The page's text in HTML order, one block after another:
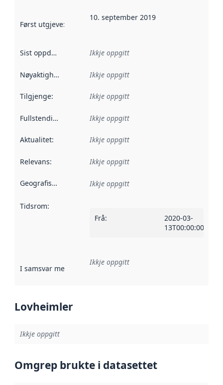
Først utgjeve: Denne datoen seier når dataa i dette
10. september 2019
Sist oppdatert Ikkje oppgitt
Nøyaktigheit Ikkje oppgitt
Tilgjenge: Ikkje oppgitt
Fullstendigheit Ikkje oppgitt
Aktualitet: Ikkje oppgitt
Relevans: Ikkje oppgitt
Geografisk område Ikkje oppgitt
Tidsrom:
Frå:
2020-03-
13T00:00:00Z
I samsvar med Referanse til ei implementeringsregel eller
Ikkje oppgitt
Lovheimler
Ikkje oppgitt
Omgrep brukte i datasettet